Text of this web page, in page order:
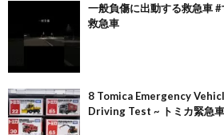
一般負傷に出動する救急車
救急車
8 Tomica Emergency
Driving Test ~ トミカ緊急